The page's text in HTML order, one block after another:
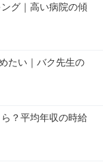
グ｜高い病院の傾
たい｜バク先生の
？平均年収の時給